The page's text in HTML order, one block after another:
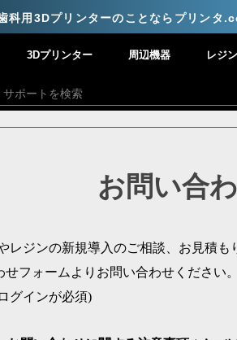
科用3Dプリンターのことならプリンタ
3Dプリンター 周辺機器 レジン
お問い合
レジンの新規導入のご相談、お見積
フォームよりお問い合わせください。
グインが必須)